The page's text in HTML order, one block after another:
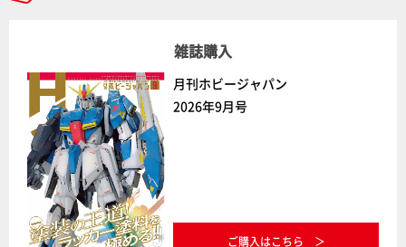
雑誌購入
月刊ホビージャパン
2026年9月号
ご購入はこちら